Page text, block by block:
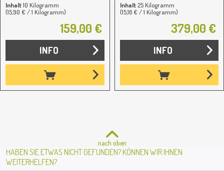
Inhalt10 Kilogramm
(15,90 € / 1 Kilogramm)
159,00 €
INFO
Inhalt 25 Kilogramm
(15,16 € / 1 Kilogramm)
379,00 €
INFO
nach oben
HABEN SIE ETWAS NICHT GEFUNDEN? KÖNNEN WIR IHNEN
WEITERHELFEN?